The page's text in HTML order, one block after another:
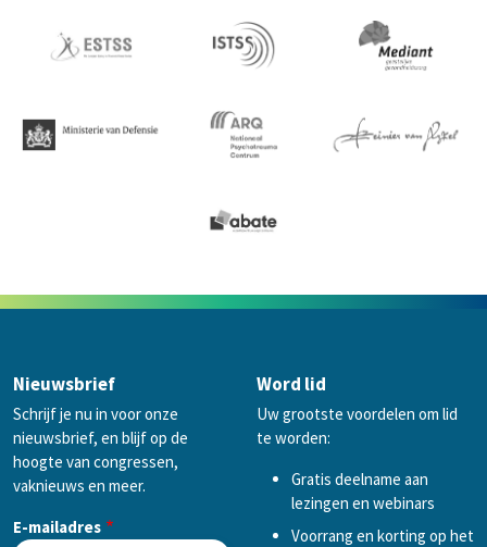
Nieuwsbrief
Schrijf je nu in voor onze
nieuwsbrief, en blijf op de
hoogte van congressen,
vaknieuws en meer.
E-mailadres
Word lid
Uw grootste voordelen om lid
te worden:
Gratis deelname aan
lezingen en webinars
Voorrang en korting op het